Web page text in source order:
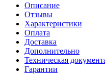
Описание
Отзывы
Характеристики
Оплата
Доставка
Дополнительно
Техническая
Гарантии